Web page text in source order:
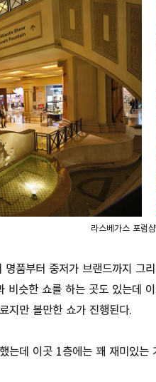
라스베가스 포럼
품부터 중저가 브랜드까지 그
비슷한 쇼를 하는 곳도 있는데
지만 볼만한 쇼가 진행된다.
는데 이곳 1층에는 꽤 재미있는